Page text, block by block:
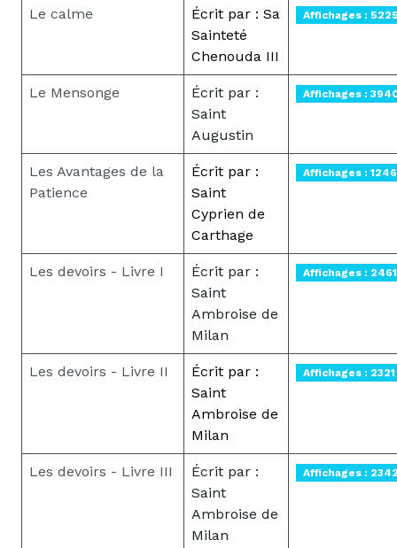
Le calme
Écrit par : Sa
Sainteté
Chenouda III
Affichages :
Le Mensonge
Écrit par :
Saint
Augustin
Affichages :
Les Avantages de la
Patience
Écrit par :
Saint
Cyprien de
Carthage
Affichages :
Les devoirs - Livre I
Écrit par :
Saint
Ambroise de
Milan
Affichages : 2461
Les devoirs - Livre II
Écrit par :
Saint
Ambroise de
Milan
Affichages : 2321
Les devoirs - Livre III
Écrit par :
Saint
Ambroise de
Milan
Affichages :